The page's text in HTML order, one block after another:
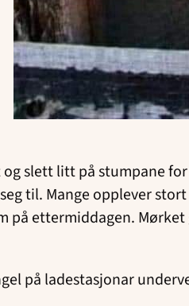
slett litt på stumpane
til. Mange opplever
på ettermiddagen.
på ladestasjonar